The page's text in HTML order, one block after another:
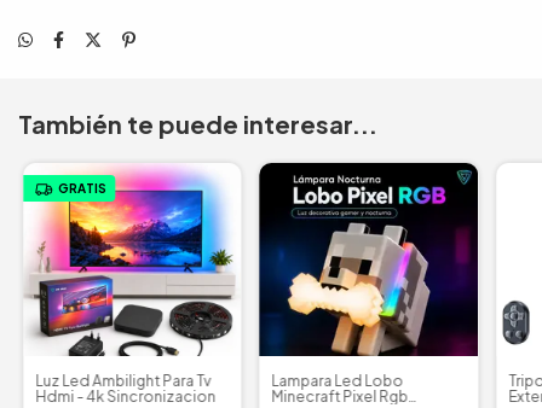
También te puede interesar...
GRATIS
Luz Led Ambilight Para Tv
Hdmi - 4k Sincronizacion
Lampara Led Lobo
Minecraft Pixel Rgb